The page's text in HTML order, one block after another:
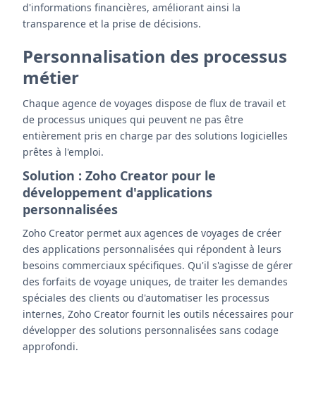
d'informations financières, améliorant ainsi la
transparence et la prise de décisions.
Personnalisation des processus
métier
Chaque agence de voyages dispose de flux de travail et
de processus uniques qui peuvent ne pas être
entièrement pris en charge par des solutions logicielles
prêtes à l'emploi.
Solution : Zoho Creator pour le
développement d'applications
personnalisées
Zoho Creator permet aux agences de voyages de créer
des applications personnalisées qui répondent à leurs
besoins commerciaux spécifiques. Qu'il s'agisse de gérer
des forfaits de voyage uniques, de traiter les demandes
spéciales des clients ou d'automatiser les processus
internes, Zoho Creator fournit les outils nécessaires pour
développer des solutions personnalisées sans codage
approfondi.